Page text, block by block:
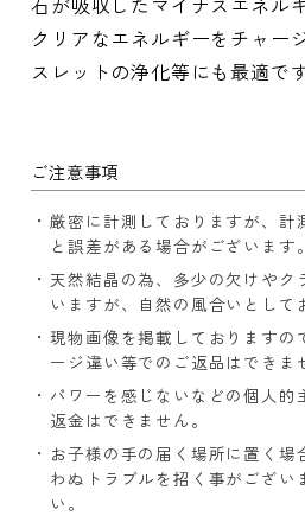
クリアなエネルギーをチャー
スレットの浄化等にも最適です
ご注意事項
厳密に計測しておりますが、計
と誤差がある場合がございます。
天然結晶の為、多少の欠けやク
いますが、自然の風合いとして
現物画像を掲載しておりますの
ージ違い等でのご返品はできま
パワーを感じないなどの個人的
返金はできません。
お子様の手の届く場所に置く場
わぬトラブルを招く事がござい
い。